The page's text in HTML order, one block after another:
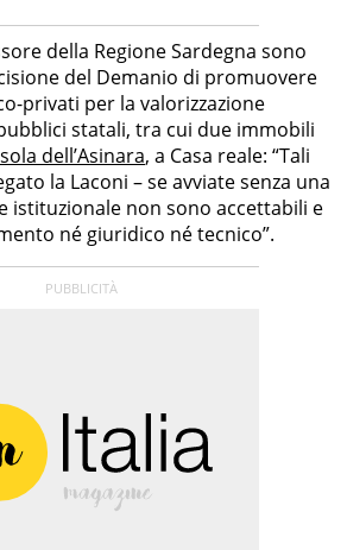
della Regione Sardegna sono
del Demanio di promuovere
privati per la valorizzazione
statali, tra cui due immobili
dell’Asinara, a Casa reale: “Tali
la Laconi – se avviate senza una
istituzionale non sono accettabili e
né giuridico né tecnico”.